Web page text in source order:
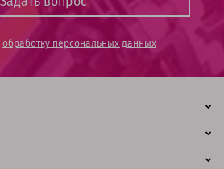
обработку персональных данных